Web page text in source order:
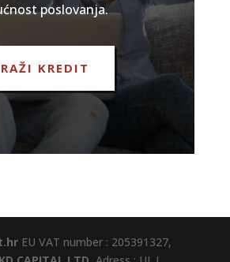
poslovanja.
KREDIT
EU VAT number : 205391327,